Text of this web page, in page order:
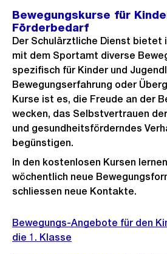
Bewegungskurse für
Förderbedarf
Der Schulärztliche Dienst bietet
mit dem Sportamt diverse
spezifisch für Kinder und
Bewegungserfahrung oder
Kurse ist es, die Freude an der
wecken, das Selbstvertrauen
und gesundheitsförderndes
begünstigen.
In den kostenlosen Kursen
wöchentlich neue
schliessen neue Kontakte.
Bewegungs-Angebote für den
die 1. Klasse